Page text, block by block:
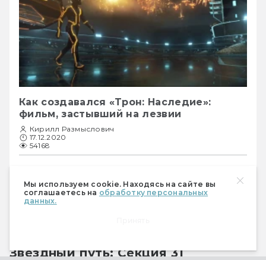
Мы используем cookie. Находясь на сайте вы
соглашаетесь на обработку персональных
данных.
Как создавался «Трон: Наследие»:
фильм, застывший на лезвии
Кирилл Размыслович
17.12.2020
54168
Как появился фильм, с которого началось
неоново-синтезаторное безумие 2010-х, —
Звёздный путь: Секция 31